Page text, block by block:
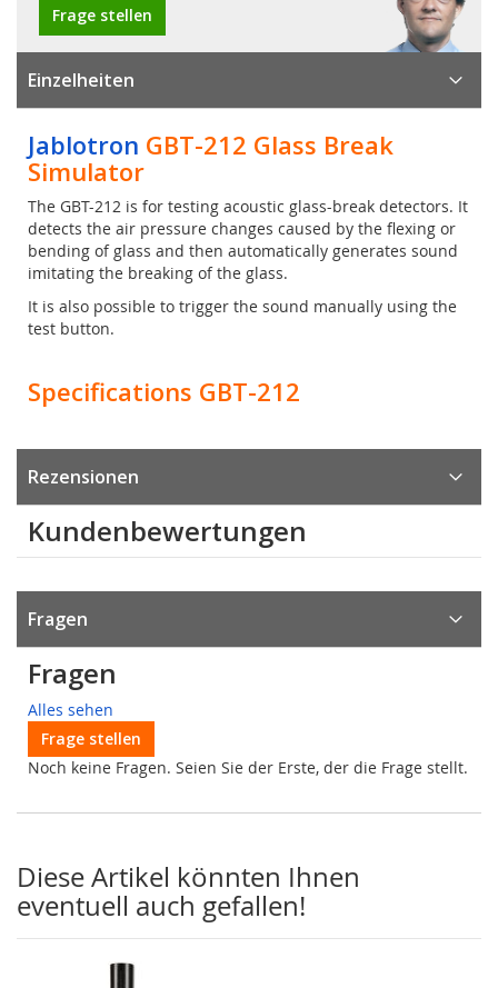
Frage stellen
Einzelheiten
Jablotron GBT-212 Glass Break
Simulator
The GBT-212 is for testing acoustic glass-break detectors. It
detects the air pressure changes caused by the flexing or
bending of glass and then automatically generates sound
imitating the breaking of the glass.
It is also possible to trigger the sound manually using the
test button.
Specifications GBT-212
Rezensionen
Kundenbewertungen
Fragen
Fragen
Alles sehen
Frage stellen
Noch keine Fragen. Seien Sie der Erste, der die Frage stellt.
Diese Artikel könnten Ihnen
eventuell auch gefallen!